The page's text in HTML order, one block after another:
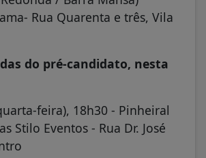
Rua Quarenta e três, Vila
do pré-candidato, nesta
feira), 18h30 - Pinheiral
Stilo Eventos - Rua Dr. José